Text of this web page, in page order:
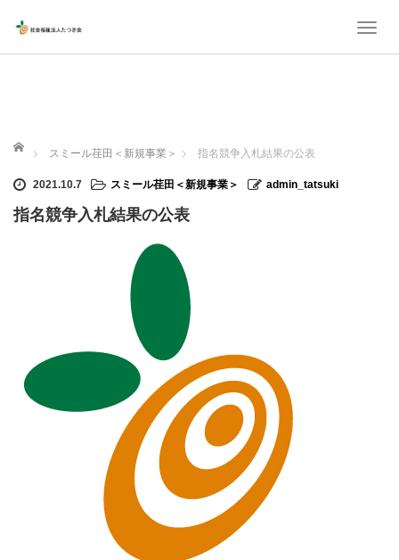
T
o
ホーム
スミール荏田＜新規事業＞ 指名競争入札結果の公表
2021.10.7 スミール荏田＜新規事業＞ admin_tatsuki
指名競争入札結果の公表